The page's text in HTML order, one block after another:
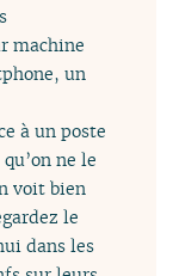
machine
un
à un poste
ne le
voit bien
le
dans les